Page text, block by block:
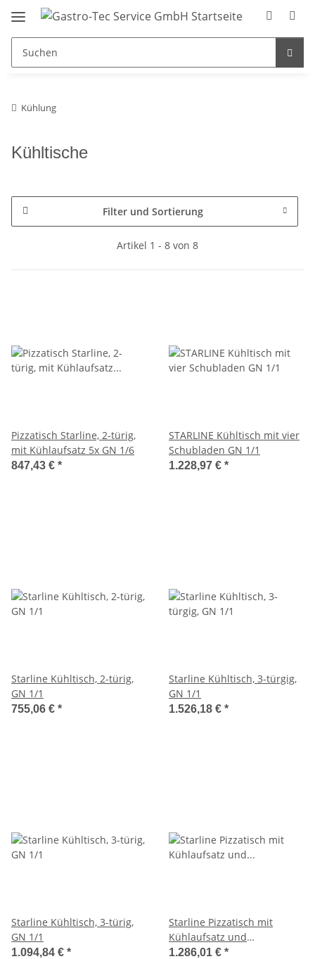
Kühlung
Kühltische
Filter und Sortierung
Artikel 1 - 8 von 8
Pizzatisch Starline, 2-türig,
mit Kühlaufsatz 5x GN 1/6
847,43 € *
STARLINE Kühltisch mit vier
Schubladen GN 1/1
1.228,97 € *
Starline Kühltisch, 2-türig,
GN 1/1
755,06 € *
Starline Kühltisch, 3-türgig,
GN 1/1
1.526,18 € *
Starline Kühltisch, 3-türig,
GN 1/1
1.094,84 € *
Starline Pizzatisch mit
Kühlaufsatz und
Glasabdeckung, 3-türig, 8x
1.286,01 € *